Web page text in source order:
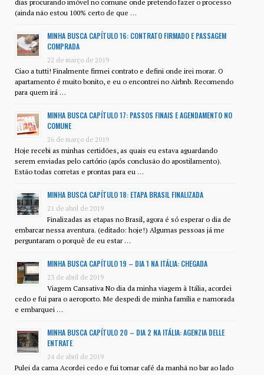
dias procurando imóvel no comune onde pretendo fazer o processo
(ainda não estou 100% certo de que …
MINHA BUSCA CAPÍTULO 16: CONTRATO FIRMADO E PASSAGEM
COMPRADA
22 de março de 2019
Ciao a tutti! Finalmente firmei contrato e defini onde irei morar. O
apartamento é muito bonito, e eu o encontrei no Airbnb. Recomendo
para quem irá …
MINHA BUSCA CAPÍTULO 17: PASSOS FINAIS E AGENDAMENTO NO
COMUNE
26 de março de 2019
Hoje recebi as minhas certidões, as quais eu estava aguardando
serem enviadas pelo cartório (após conclusão do apostilamento).
Estão todas corretas e prontas para eu …
MINHA BUSCA CAPÍTULO 18: ETAPA BRASIL FINALIZADA
21 de abril de 2019
Finalizadas as etapas no Brasil, agora é só esperar o dia de
embarcar nessa aventura. (editado: hoje!) Algumas pessoas já me
perguntaram o porquê de eu estar …
MINHA BUSCA CAPÍTULO 19 – DIA 1 NA ITÁLIA: CHEGADA
23 de abril de 2019
Viagem Cansativa No dia da minha viagem à Itália, acordei
cedo e fui para o aeroporto. Me despedi de minha família e namorada
e embarquei …
MINHA BUSCA CAPÍTULO 20 – DIA 2 NA ITÁLIA: AGENZIA DELLE
ENTRATE
24 de abril de 2019
Pulei da cama Acordei cedo e fui tomar café da manhã no bar ao lado